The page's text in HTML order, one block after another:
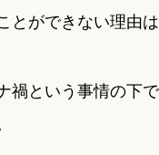
ができない理由
禍という事情の下